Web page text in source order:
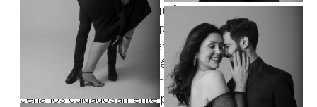
Acolhedor
O Estúdio Rossinis foi preparado para proporcionar
conforto, privacidade e tranquilidade durante toda a
experiência.
Com iluminação profissional, ambiente climatizado,
cenários cuidadosamente planejados e atendimento